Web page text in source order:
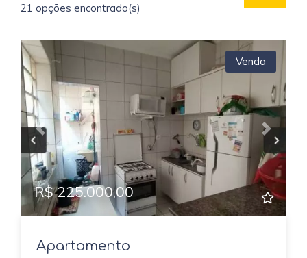
21 opções encontrado(s)
Previous Next
Venda
R$ 225.000,00
Apartamento